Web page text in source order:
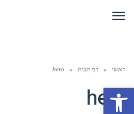
פתח סרגל נגישות
תפריט
ראשי » דף הבית »
hero
hero